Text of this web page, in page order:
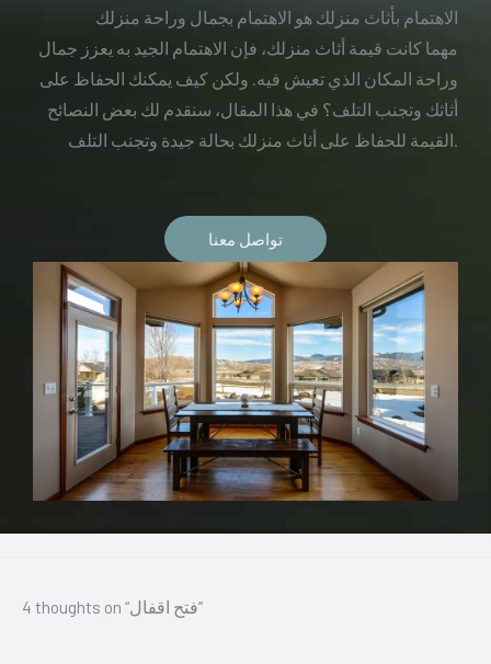
الاهتمام بأثاث منزلك هو الاهتمام بجمال وراحة منزلك
مهما كانت قيمة أثاث منزلك، فإن الاهتمام الجيد به يعزز جمال
وراحة المكان الذي تعيش فيه. ولكن كيف يمكنك الحفاظ على
أثاثك وتجنب التلف؟ في هذا المقال، سنقدم لك بعض النصائح
القيمة للحفاظ على أثاث منزلك بحالة جيدة وتجنب التلف.
تواصل معنا
4 thoughts on “فتح اقفال”